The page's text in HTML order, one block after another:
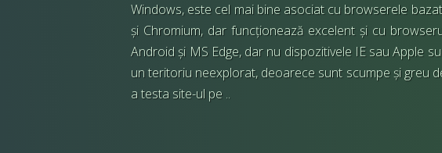
Windows, este cel mai bine asociat cu browserele
și Chromium, dar funcționează excelent și cu
Android și MS Edge, dar nu dispozitivele IE sau Apple
un teritoriu neexplorat, deoarece sunt scumpe și greu
a testa site-ul pe ..